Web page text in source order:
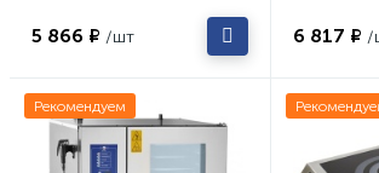
5 866 ₽ /шт 6 817 ₽ /
Рекомендуем